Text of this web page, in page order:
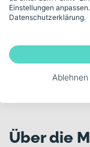
deinen Alltag und
Über die
Einstellungen
Datenschutzerklärung.
Ablehnen